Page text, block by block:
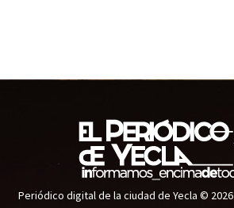
Periódico digital de la ciudad de Yecla © 2026